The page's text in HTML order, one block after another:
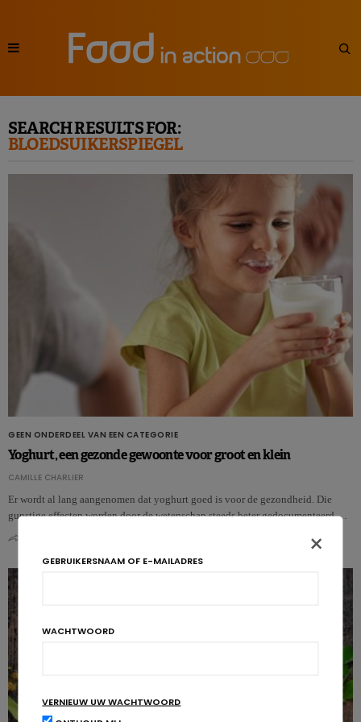
SEARCH RESULTS FOR:
BLOEDSUIKERSPIEGEL
GEEN ONDERDEEL VAN EEN CATEGORIE
Yoghurt, een gezonde gewoonte voor groot en klein
CAMILLE CHARLIER
Er wordt al lang aangenomen dat yoghurt goed is voor de gezondheid. Die
gunstige effecten worden door de wetenschap steeds beter gedocumenteerd.…
×
GEBRUIKERSNAAM OF E-MAILADRES
WACHTWOORD
VERNIEUW UW WACHTWOORD